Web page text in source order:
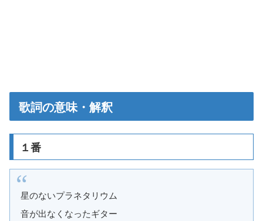
歌詞の意味・解釈
１番
星のないプラネタリウム
音が出なくなったギター